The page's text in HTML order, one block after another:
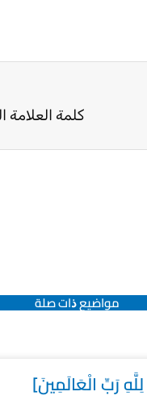
كلمة العلامة
مواضيع ﺫات صلة
رَبِّ الْعَالَمِينَ]